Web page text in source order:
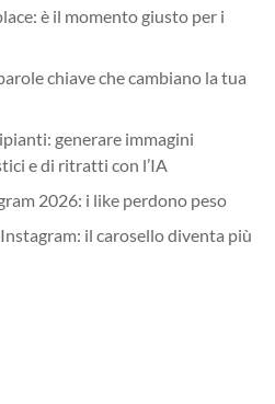
è il momento giusto per i
chiave che cambiano la tua
generare immagini
e di ritratti con l’IA
2026: i like perdono peso
il carosello diventa più